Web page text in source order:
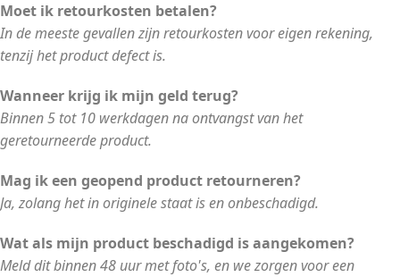
Moet ik retourkosten betalen?
In de meeste gevallen zijn retourkosten voor eigen rekening,
tenzij het product defect is.
Wanneer krijg ik mijn geld terug?
Binnen 5 tot 10 werkdagen na ontvangst van het
geretourneerde product.
Mag ik een geopend product retourneren?
Ja, zolang het in originele staat is en onbeschadigd.
Wat als mijn product beschadigd is aangekomen?
Meld dit binnen 48 uur met foto's, en we zorgen voor een